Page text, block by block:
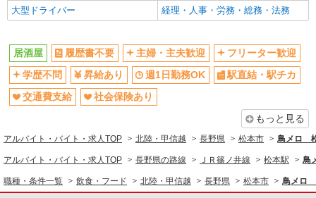
大型ドライバー
経理・人事・労務・総務・法務
居酒屋 履歴書不要 主婦・主夫歓迎
フリーター歓迎
学歴不問
昇給あり 週1日勤務OK
駅直結・駅チカ
交通費支給
社会保険あり
もっと見る
アルバイト・バイト・求人TOP 北陸・甲信越 長野県 松本市 鳥メロ
アルバイト・バイト・求人TOP 長野県の路線 ＪＲ篠ノ井線 松本駅 鳥
職種・条件一覧 飲食・フード 北陸・甲信越 長野県 松本市 鳥メロ